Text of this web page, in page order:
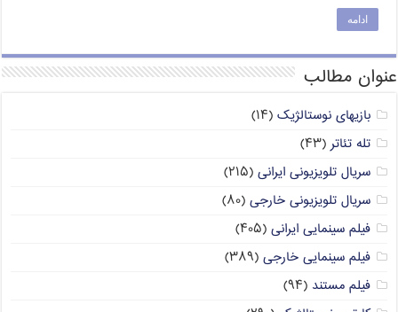
ادامه
عنوان مطالب
بازیهای نوستالژیک (۱۴)
تله تئاتر (۴۳)
سریال تلویزیونی ایرانی (۲۱۵)
سریال تلویزیونی خارجی (۸۰)
فیلم سینمایی ایرانی (۴۰۵)
فیلم سینمایی خارجی (۳۸۹)
فیلم مستند (۹۴)